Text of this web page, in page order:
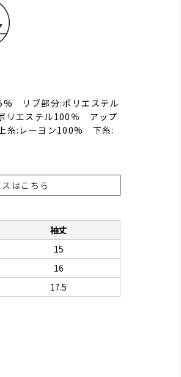
リブ部分:ポリエステル
リエステル100％ アップ
糸:レーヨン100% 下糸:
はこちら
袖丈
15
16
17.5